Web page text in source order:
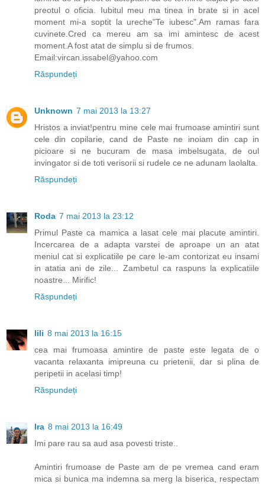
preotul o oficia. Iubitul meu ma tinea in brate si in acel
moment mi-a soptit la ureche"Te iubesc".Am ramas fara
cuvinete.Cred ca mereu am sa imi amintesc de acest
moment.A fost atat de simplu si de frumos.
Email:vircan.issabel@yahoo.com
Răspundeți
Unknown 7 mai 2013 la 13:27
Hristos a inviat!pentru mine cele mai frumoase amintiri sunt
cele din copilarie, cand de Paste ne inoiam din cap in
picioare si ne bucuram de masa imbelsugata, de oul
invingator si de toti verisorii si rudele ce ne adunam laolalta.
Răspundeți
Roda 7 mai 2013 la 23:12
Primul Paste ca mamica a lasat cele mai placute amintiri.
Incercarea de a adapta varstei de aproape un an atat
meniul cat si explicatiile pe care le-am contorizat eu insami
in atatia ani de zile... Zambetul ca raspuns la explicatiile
noastre... Mirific!
Răspundeți
lili 8 mai 2013 la 16:15
cea mai frumoasa amintire de paste este legata de o
vacanta relaxanta imipreuna cu prietenii, dar si plina de
peripetii in acelasi timp!
Răspundeți
Ira 8 mai 2013 la 16:49
Imi pare rau sa aud asa povesti triste..
Amintiri frumoase de Paste am de pe vremea cand eram
mica si bunica ma indemna sa merg la biserica, respectam